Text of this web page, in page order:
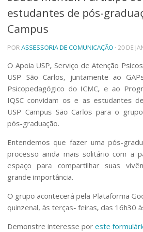
Telefones e Mapas
Pessoas
Ensino
Graduação
Educação a distância
Cursos de Extensão
Pesquisa e Inovação
Linhas de Pesquisa
Centros, Núcleos e Projetos em Rede
Pós-doutorado
Iniciação Científica
Transferência de Tecnologia
Empresas Juniores
Extensão à Comunidade
Artes, Cultura e Esportes
Museus e Espaços Interativos
estudantes de pós-
Campus
PORASSESSORIA DE COMUNICAÇÃO · 20 DE
O Apoia USP, Serviço de Atenção
USP São Carlos, juntamente ao
Psicopedagógico do ICMC, e ao
IQSC convidam os e as estudantes
USP Campus São Carlos para o
pós-graduação.
Entendemos que fazer uma pós-
processo ainda mais solitário com a
espaço para compartilhar suas
grande importância.
O grupo acontecerá pela Plataforma
quinzenal, às terças- feiras, das 16h30
Demonstre interesse por este